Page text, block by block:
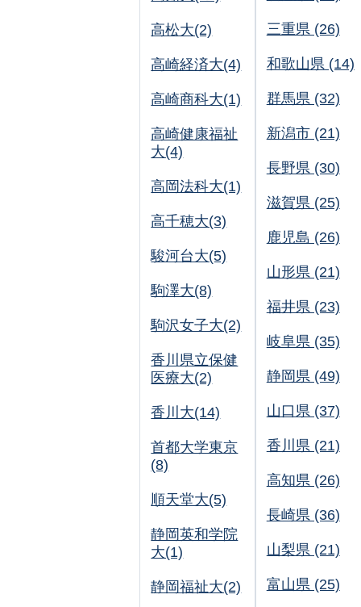
高松大(2)
高崎経済大(4)
高崎商科大(1)
高崎健康福祉
大(4)
高岡法科大(1)
高千穂大(3)
駿河台大(5)
駒澤大(8)
駒沢女子大(2)
香川県立保健
医療大(2)
香川大(14)
首都大学東京
(8)
順天堂大(5)
静岡英和学院
大(1)
静岡福祉大(2)
三重県 (26)
和歌山県 (14)
群馬県 (32)
新潟市 (21)
長野県 (30)
滋賀県 (25)
鹿児島 (26)
山形県 (21)
福井県 (23)
岐阜県 (35)
静岡県 (49)
山口県 (37)
香川県 (21)
高知県 (26)
長崎県 (36)
山梨県 (21)
富山県 (25)